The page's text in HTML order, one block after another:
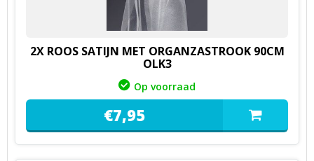
2X ROOS SATIJN MET ORGANZASTROOK 90CM
OLK3
Op voorraad
€7,95